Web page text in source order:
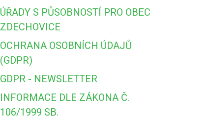
ÚŘADY S PŮSOBNOSTÍ PRO OBEC
ZDECHOVICE
OCHRANA OSOBNÍCH ÚDAJŮ
(GDPR)
GDPR - NEWSLETTER
INFORMACE DLE ZÁKONA Č.
106/1999 SB.